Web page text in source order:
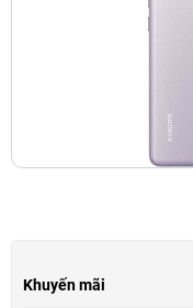
Khuyến mãi